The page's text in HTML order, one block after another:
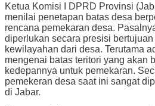
Ketua Komisi I DPRD Provinsi
menilai penetapan batas desa
rencana pemekaran desa.
diperlukan secara presisi
kewilayahan dari desa. Terutama
mengenai batas teritori yang akan
kedepannya untuk pemekaran.
pemekeran desa saat ini sangat
di Jabar.